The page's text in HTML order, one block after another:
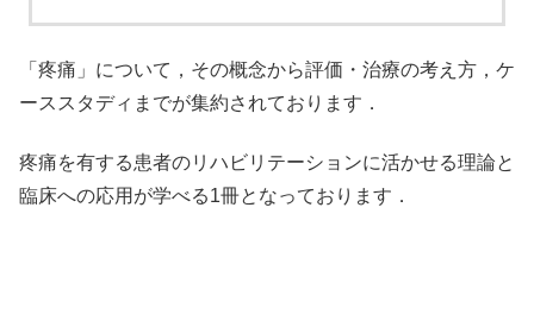
「疼痛」について，その概念から評価・治療の考え方，ケ
ーススタディまでが集約されております．
疼痛を有する患者のリハビリテーションに活かせる理論と
臨床への応用が学べる1冊となっております．